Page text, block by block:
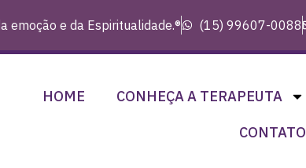
emoção e da Espiritualidade.® (15) 99607-0088
HOME CONHEÇA A TERAPEUTA
CONTATO